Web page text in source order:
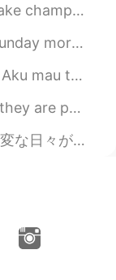
how you did it!😉😎 ...
mother’s face. 🌸🌸 S...
Indonesia. Bisa ada y...
Christmas Light ga...
数えればすぐ眠るよ！」ってアドバイスをもらっ...